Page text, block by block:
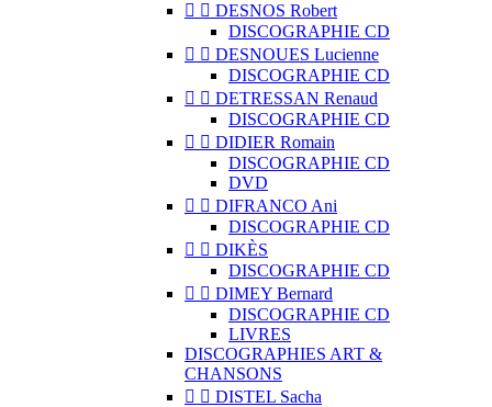
  DESNOS Robert
DISCOGRAPHIE CD
  DESNOUES Lucienne
DISCOGRAPHIE CD
  DETRESSAN Renaud
DISCOGRAPHIE CD
  DIDIER Romain
DISCOGRAPHIE CD
DVD
  DIFRANCO Ani
DISCOGRAPHIE CD
  DIKÈS
DISCOGRAPHIE CD
  DIMEY Bernard
DISCOGRAPHIE CD
LIVRES
DISCOGRAPHIES ART &
CHANSONS
  DISTEL Sacha